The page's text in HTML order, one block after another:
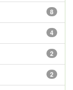
8
4
2
2